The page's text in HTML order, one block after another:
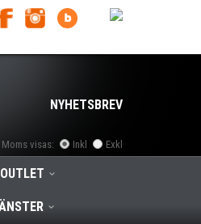
NYHETSBREV
Moms visas: Inkl Exkl